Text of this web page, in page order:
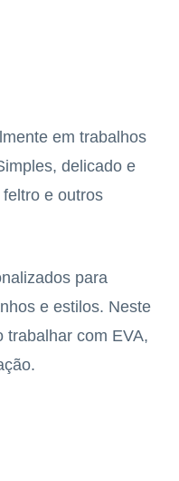
em trabalhos
delicado e
e outros
para
e estilos. Neste
trabalhar com EVA,